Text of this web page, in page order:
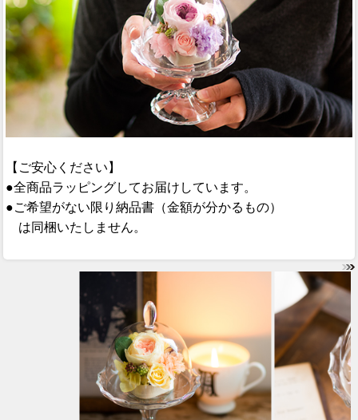
【ご安心ください】
●全商品ラッピングしてお届けしています。
●ご希望がない限り納品書（金額が分かるもの）
は同梱いたしません。